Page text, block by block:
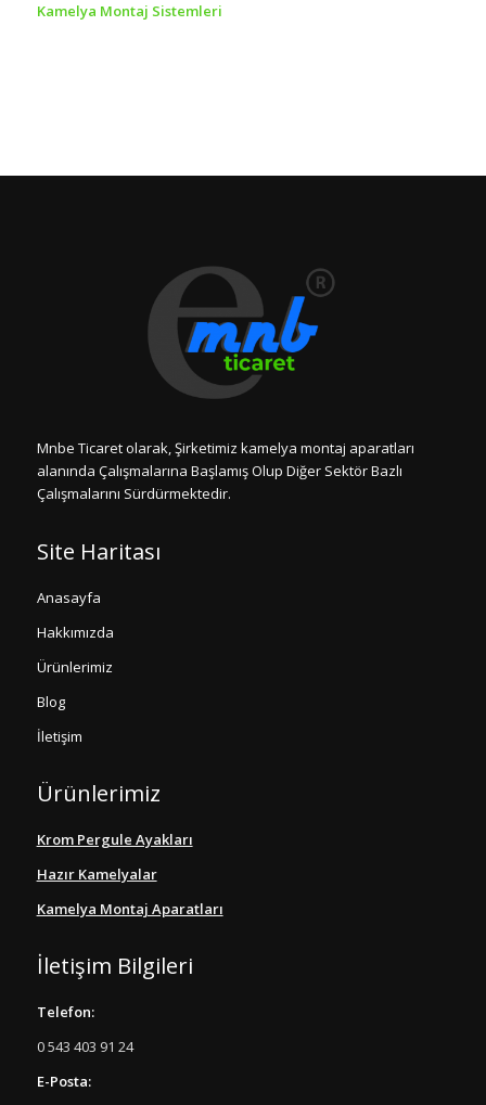
Kamelya Montaj Sistemleri
Mnbe Ticaret olarak, Şirketimiz kamelya montaj aparatları
alanında Çalışmalarına Başlamış Olup Diğer Sektör Bazlı
Çalışmalarını Sürdürmektedir.
Site Haritası
Anasayfa
Hakkımızda
Ürünlerimiz
Blog
İletişim
Ürünlerimiz
Krom Pergule Ayakları
Hazır Kamelyalar
Kamelya Montaj Aparatları
İletişim Bilgileri
Telefon:
0 543 403 91 24
E-Posta: